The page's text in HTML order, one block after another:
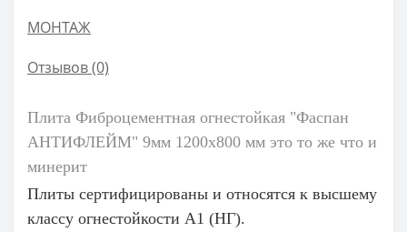
МОНТАЖ
Отзывов (0)
Плита Фиброцементная огнестойкая "Фаспан
АНТИФЛЕЙМ" 9мм 1200х800 мм это то же что и
минерит
Плиты сертифицированы и относятся к высшему
классу огнестойкости А1 (НГ).